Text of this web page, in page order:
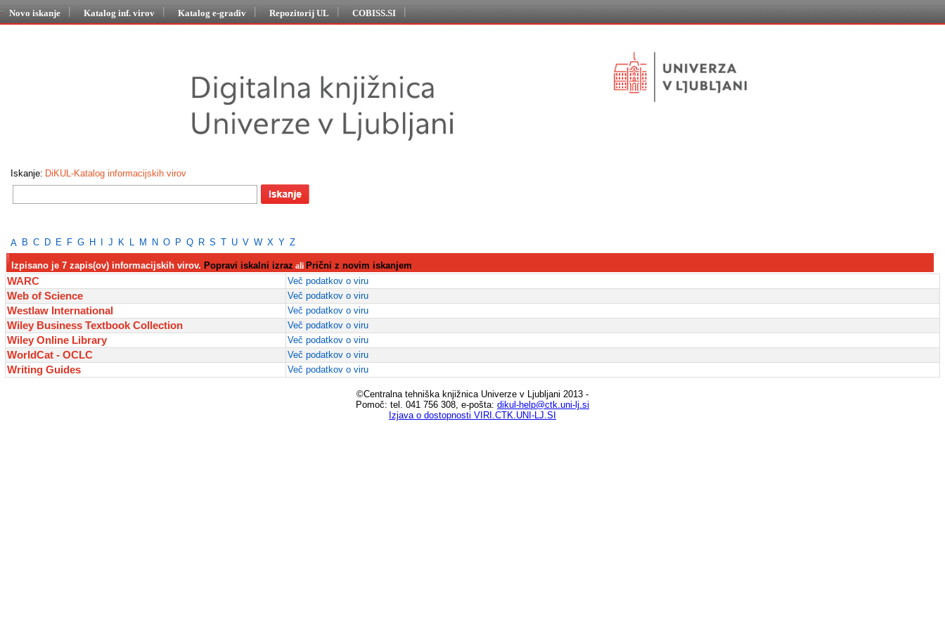
Novo iskanje Katalog inf. virov Katalog e-gradiv Repozitorij UL COBISS.SI
Iskanje: DiKUL-Katalog informacijskih virov
A B C D E F G H J K L M N O P Q R S T U V W X Y Z
Izpisano je 7 zapis(ov) informacijskih virov. Popravi iskalni izraz ali Prični z novim iskanjem
WARC Več podatkov o viru
Web of Science Več podatkov o viru
Westlaw International Več podatkov o viru
Wiley Business Textbook Collection Več podatkov o viru
Wiley Online Library Več podatkov o viru
WorldCat - OCLC Več podatkov o viru
Writing Guides Več podatkov o viru
©Centralna tehniška knjižnica Univerze v Ljubljani 2013 -
Pomoč: tel. 041 756 308, e-pošta: dikul-help@ctk.uni-lj.si
Izjava o dostopnosti VIRI.CTK.UNI-LJ.SI